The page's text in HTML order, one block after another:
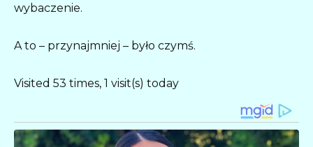
wybaczenie.
A to – przynajmniej – było czymś.
Visited 53 times, 1 visit(s) today